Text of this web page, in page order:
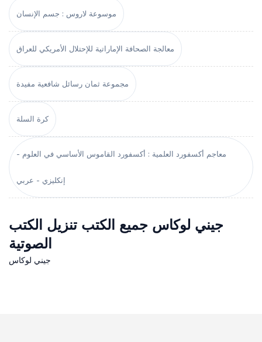
موسوعة لاروس : جسم الإنسان
معالجة الصحافة الإماراتية للإحتلال الأمريكي للعراق
مجموعة ثمان رسائل شافعية مفيدة
كرة السلة
معاجم أكسفورد العلمية : أكسفورد القاموس الأساسي في العلوم -
إنكليزي - عربي
جيني لوكاس جميع الكتب تنزيل الكتب
الصوتية
جيني لوكاس